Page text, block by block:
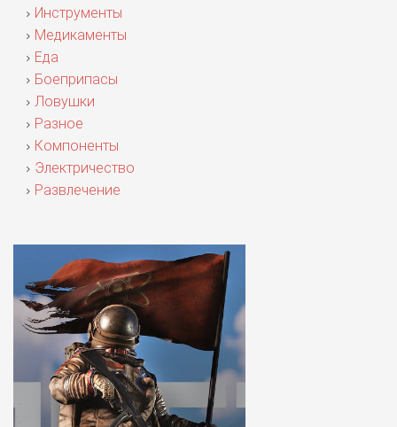
Инструменты
Медикаменты
Еда
Боеприпасы
Ловушки
Разное
Компоненты
Электричество
Развлечение